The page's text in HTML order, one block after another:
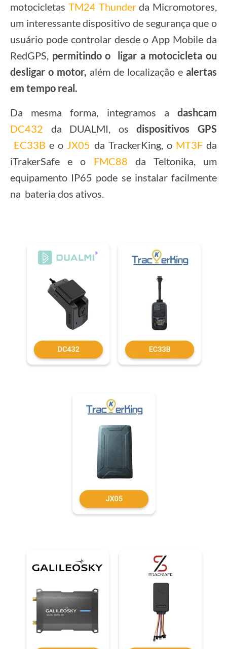
motocicletas TM24 Thunderda Micromotores,
um interessante dispositivo de segurança que o
usuário pode controlar desde o App Mobile da
RedGPS, permitindo o ligar a motocicleta ou
desligar o motor, além de localização e alertas
em tempo real.
Da mesma forma, integramos a dashcam
DC432
da DUALMI, osdispositivos GPS
EC33B e o JX05 da TrackerKing, o MT3Fda
iTrakerSafe e o FMC88 da Teltonika, um
equipamento IP65 pode se instalar facilmente
na bateria dos ativos.